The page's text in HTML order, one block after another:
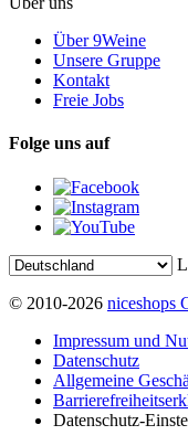
Über 9Weine
Unsere Gruppe
Kontakt
Freie Jobs
Folge uns auf
© 2010-2026 niceshops
Impressum und
Datenschutz
Allgemeine
Datenschutz-